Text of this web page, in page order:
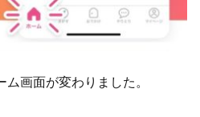
画面が変わりました。